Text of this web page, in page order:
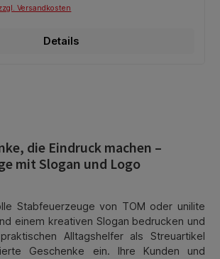
Versandkosten
Details
die Eindruck machen –
mit Slogan und Logo
Stabfeuerzeuge von TOM oder unilite
einem kreativen Slogan bedrucken und
Alltagshelfer als Streuartikel
Geschenke ein. Ihre Kunden und